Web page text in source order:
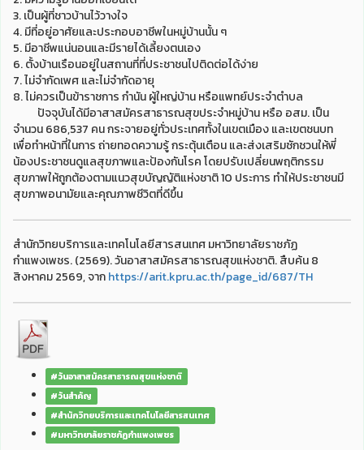
3. เป็นผู้ที่ชาวบ้านไว้วางใจ
4. มีที่อยู่อาศัยและประกอบอาชีพในหมู่บ้านนั้น ๆ
5. มีอาชีพแน่นอนและมีรายได้เลี้ยงตนเอง
6. ตั้งบ้านเรือนอยู่ในสถานที่ที่ประชาชนไปติดต่อได้ง่าย
7. ไม่จำกัดเพศ และไม่จำกัดอายุ
8. ไม่ควรเป็นข้าราชการ กำนัน ผู้ใหญ่บ้าน หรือแพทย์ประจำตำบล
ปัจจุบันได้มีอาสาสมัครสาธารณสุขประจำหมู่บ้าน หรือ อสม. เป็น
จำนวน 686,537 คน กระจายอยู่ทั่วประเทศทั้งในเขตเมือง และเขตชนบท
เพื่อทำหน้าที่ในการ ถ่ายทอดความรู้ กระตุ้นเตือน และส่งเสริมชักชวนให้พี่
น้องประชาชนดูแลสุขภาพและป้องกันโรค โดยปรับเปลี่ยนพฤติกรรม
สุขภาพให้ถูกต้องตามแนวสุขบัญญัติแห่งชาติ 10 ประการ ทำให้ประชาชนมี
สุขภาพอนามัยและคุณภาพชีวิตที่ดีขึ้น
สำนักวิทยบริการและเทคโนโลยีสารสนเทศ มหาวิทยาลัยราชภัฏ
กำแพงเพชร. (2569). วันอาสาสมัครสาธารณสุขแห่งชาติ. สืบค้น 8
สิงหาคม 2569, จากhttps://arit.kpru.ac.th/page_id/687/TH
#วันอาสาสมัครสาธารณสุขแห่งชาติ
#วันสำคัญ
#สำนักวิทยบริการและเทคโนโลยีสารสนเทศ
#มหาวิทยาลัยราชภัฏกำแพงเพชร